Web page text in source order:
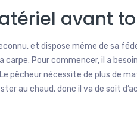
avant
et dispose même de sa
carpe. Pour commencer, il a
pêcheur nécessite de plus de
au chaud, donc il va de soit